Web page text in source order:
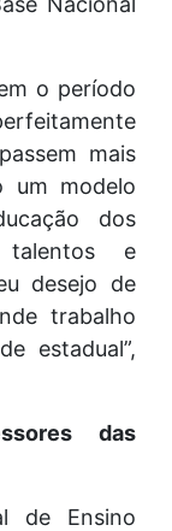
o período
mais
um modelo
dos
talentos e
desejo de
trabalho
estadual”,
das
de Ensino